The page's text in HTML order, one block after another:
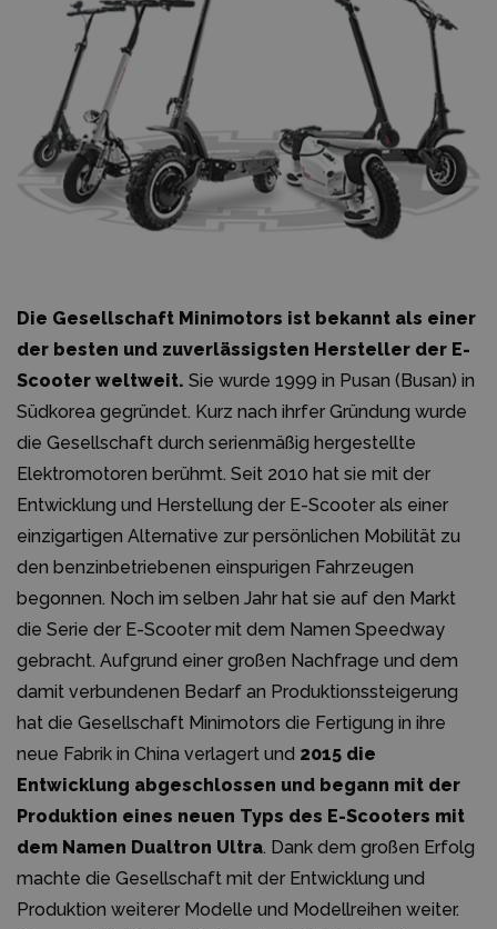
Die Gesellschaft Minimotors ist bekannt als einer
der besten und zuverlässigsten Hersteller der E-
Scooter weltweit. Sie wurde 1999 in Pusan (Busan) in
Südkorea gegründet. Kurz nach ihrfer Gründung wurde
die Gesellschaft durch serienmäßig hergestellte
Elektromotoren berühmt. Seit 2010 hat sie mit der
Entwicklung und Herstellung der E-Scooter als einer
einzigartigen Alternative zur persönlichen Mobilität zu
den benzinbetriebenen einspurigen Fahrzeugen
begonnen. Noch im selben Jahr hat sie auf den Markt
die Serie der E-Scooter mit dem Namen Speedway
gebracht. Aufgrund einer großen Nachfrage und dem
damit verbundenen Bedarf an Produktionssteigerung
hat die Gesellschaft Minimotors die Fertigung in ihre
neue Fabrik in China verlagert und 2015 die
Entwicklung abgeschlossen und begann mit der
Produktion eines neuen Typs des E-Scooters mit
dem Namen Dualtron Ultra. Dank dem großen Erfolg
machte die Gesellschaft mit der Entwicklung und
Produktion weiterer Modelle und Modellreihen weiter.